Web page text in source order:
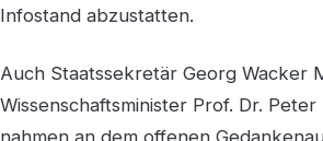
Infostand abzustatten.
Auch Staatssekretär Georg Wacker
Wissenschaftsminister Prof. Dr.
nahmen an dem offenen